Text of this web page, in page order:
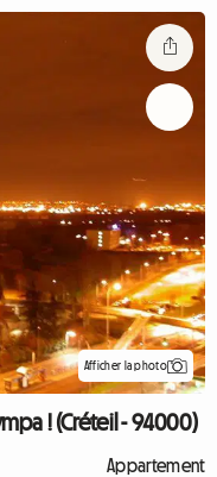
Afficher la photo
! (Créteil - 94000)
Appartement